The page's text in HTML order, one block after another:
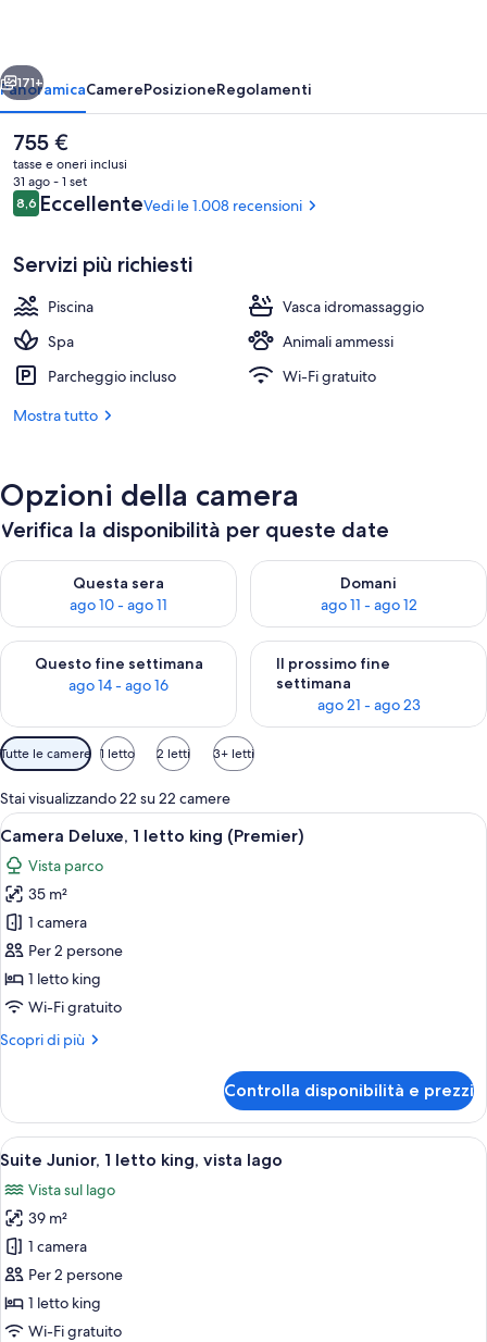
Esterni
Avanti
171+
PanoramicaCamerePosizioneRegolamenti
Il
prezzo
attuale
è
755 €
755 €
tasse e oneri inclusi
31 ago - 1 set
Recensioni
8,68,6 su 10
EccellenteVedi le 1.008 recensioni
Servizi più richiesti
Piscina
Vasca idromassaggio
Spa
Animali ammessi
Parcheggio incluso
Wi-Fi gratuito
Mostra tutto
Opzioni della camera
Verifica la disponibilità per queste date
Questa sera
ago 10 - ago 11
Verifica la disponibilità per questa sera, ago 10 - ago 11
Domani
ago 11 - ago 12
Verifica la disponibilità per
Questo fine settimana
ago 14 - ago 16
Verifica la disponibilità per questo fine settimana, ago 14 -
Il prossimo fine
settimana
ago 21 - ago 23
Verifica la disponibilità per il
Filtri
disponibili
per
le
camere
Tutte le camere 1 letto 2 letti 3+ letti
Stai visualizzando 22 su 22 camere
Apri
tutte
le
foto
per
Camera
Deluxe,
1
king
Una stanza accogliente con un
4
Camera Deluxe, 1 letto king (Premier)
Vista parco
35 m²
1 camera
Per 2 persone
1 letto king
Wi-Fi gratuito
Scopri di più
Altri
Deluxe,
letto
(Premier)
Controlla disponibilità e prezzi
Apri
tutte
le
foto
per
Suite
Junior,
1
Un soggiorno moderno con un
3
Suite Junior, 1 letto king, vista lago
Vista sul lago
39 m²
1 camera
Per 2 persone
1 letto king
Wi-Fi gratuito